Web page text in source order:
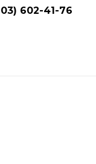
602-41-76